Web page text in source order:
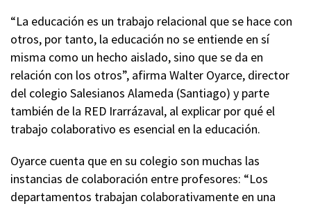
“La educación es un trabajo relacional que se hace con
otros, por tanto, la educación no se entiende en sí
misma como un hecho aislado, sino que se da en
relación con los otros”, afirma Walter Oyarce, director
del colegio Salesianos Alameda (Santiago) y parte
también de la RED Irarrázaval, al explicar por qué el
trabajo colaborativo es esencial en la educación.
Oyarce cuenta que en su colegio son muchas las
instancias de colaboración entre profesores: “Los
departamentos trabajan colaborativamente en una